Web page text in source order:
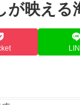
が映える